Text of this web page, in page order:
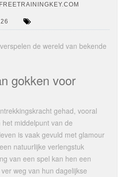
de wereld van bekende
gokken voor
gehad, vooral
middelpunt van de
is vaak gevuld met glamour
natuurlijke verlengstuk
van een spel kan hen een
weg van hun dagelijkse